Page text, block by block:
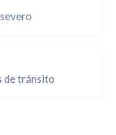
de tránsito